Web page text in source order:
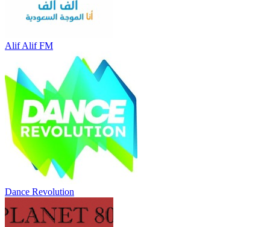
Alif Alif FM
Dance Revolution